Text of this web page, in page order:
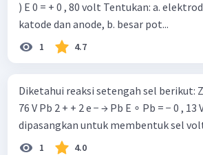
) E 0 = + 0 , 80 volt Tentukan: a. elektrode yang berfungsi sebagai
katode dan anode, b. besar pot...
1 4.7
Diketahui reaksi setengah sel berikut: Zn 2 + + 2 e − → Zn E ∘ Zn = − 0 ,
76 V Pb 2 + + 2 e − → Pb E ∘ Pb = − 0 , 13 V Jika kedua logam
dipasangkan untuk membentuk sel
1 4.0